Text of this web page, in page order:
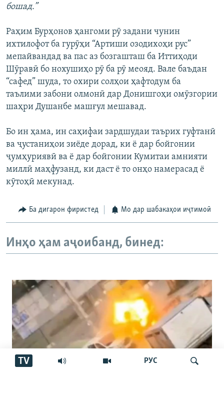
РУС
TV
бошад.”
Раҳим Бурҳонов ҳангоми рӯ задани чунин
ихтилофот ба гурӯҳи “Артиши озодихоҳи рус”
мепайвандад ва пас аз бозгашташ ба Иттиҳоди
Шӯравӣ бо нохушиҳо рӯ ба рӯ меояд. Вале баъдан
“сафед” шуда, то охири солҳои ҳафтодум ба
таълими забони олмонӣ дар Донишгоҳи омӯзгории
шаҳри Душанбе машғул мешавад.
Бо ин ҳама, ин саҳифаи зардшудаи таърих гуфтанӣ
ва ҷустаниҳои зиёде дорад, ки ё дар бойгонии
ҷумҳуриявӣ ва ё дар бойгонии Кумитаи амнияти
миллӣ маҳфузанд, ки даст ё то онҳо намерасад ё
кӯтоҳӣ мекунад.
Ба дигарон фиристед Мо дар шабакаҳои иҷтимоӣ
Инҳо ҳам аҷоибанд, бинед: